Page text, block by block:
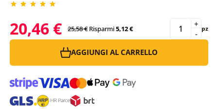
20,46 € 25,58 € Risparmi5,12 € -
+ pz
AGGIUNGI AL CARRELLO